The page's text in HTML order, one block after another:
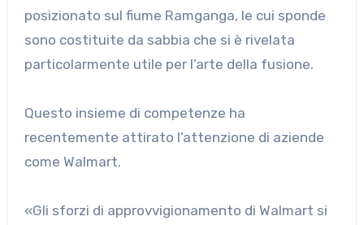
posizionato sul fiume Ramganga, le cui sponde
sono costituite da sabbia che si è rivelata
particolarmente utile per l’arte della fusione.
Questo insieme di competenze ha
recentemente attirato l’attenzione di aziende
come Walmart.
«Gli sforzi di approvvigionamento di Walmart si